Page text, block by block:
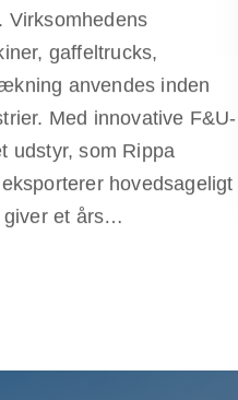
Virksomhedens
gaffeltrucks,
anvendes inden
Med innovative F&U-
udstyr, som Rippa
hovedsageligt
et års
tjenester fra